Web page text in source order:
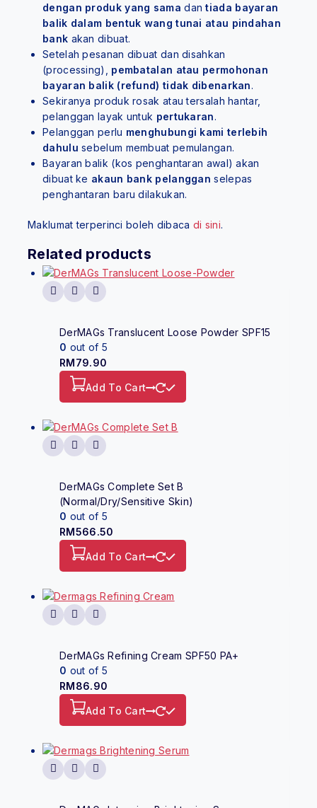
dengan produk yang sama dantiada bayaran
balik dalam bentuk wang tunai atau pindahan
bank akan dibuat.
Setelah pesanan dibuat dan disahkan
(processing), pembatalan atau permohonan
bayaran balik (refund) tidak dibenarkan.
Sekiranya produk rosak atau tersalah hantar,
pelanggan layak untuk pertukaran.
Pelanggan perlu menghubungi kami terlebih
dahulu sebelum membuat pemulangan.
Bayaran balik (kos penghantaran awal) akan
dibuat ke akaun bank pelanggan selepas
penghantaran baru dilakukan.
Maklumat terperinci boleh dibaca di sini.
Related products
DerMAGs Translucent Loose Powder SPF15
0 out of 5
RM79.90
Add To Cart
DerMAGs Complete Set B
(Normal/Dry/Sensitive Skin)
0 out of 5
RM566.50
Add To Cart
DerMAGs Refining Cream SPF50 PA+
0 out of 5
RM86.90
Add To Cart